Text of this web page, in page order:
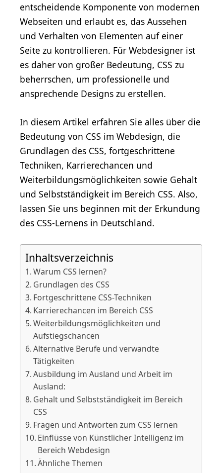
entscheidende Komponente von modernen
Webseiten und erlaubt es, das Aussehen
und Verhalten von Elementen auf einer
Seite zu kontrollieren. Für Webdesigner ist
es daher von großer Bedeutung, CSS zu
beherrschen, um professionelle und
ansprechende Designs zu erstellen.
In diesem Artikel erfahren Sie alles über die
Bedeutung von CSS im Webdesign, die
Grundlagen des CSS, fortgeschrittene
Techniken, Karrierechancen und
Weiterbildungsmöglichkeiten sowie Gehalt
und Selbstständigkeit im Bereich CSS. Also,
lassen Sie uns beginnen mit der Erkundung
des CSS-Lernens in Deutschland.
Inhaltsverzeichnis
Warum CSS lernen?
Grundlagen des CSS
Fortgeschrittene CSS-Techniken
Karrierechancen im Bereich CSS
Weiterbildungsmöglichkeiten und
Aufstiegschancen
Alternative Berufe und verwandte
Tätigkeiten
Ausbildung im Ausland und Arbeit im
Ausland:
Gehalt und Selbstständigkeit im Bereich
CSS
Fragen und Antworten zum CSS lernen
Einflüsse von Künstlicher Intelligenz im
Bereich Webdesign
Ähnliche Themen